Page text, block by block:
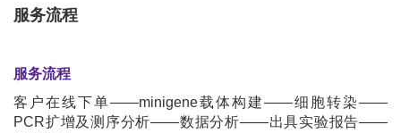
服务流程
服务流程
客户在线下单——minigene载体构建——细胞转染——
PCR扩增及测序分析——数据分析——出具实验报告——